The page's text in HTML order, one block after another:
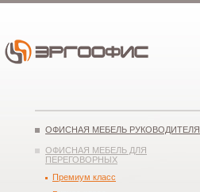
ОФИСНАЯ МЕБЕЛЬ РУКОВОДИТЕЛЯ
ОФИСНАЯ МЕБЕЛЬ ДЛЯ
ПЕРЕГОВОРНЫХ
Премиум класс